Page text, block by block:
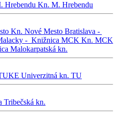
Hrebendu Kn. M. Hrebendu
Kn. Nové Mesto Bratislava -
- Knižnica MCK Kn. MCK
Malokarpatská kn.
Univerzitná kn. TU
Tribečská kn.